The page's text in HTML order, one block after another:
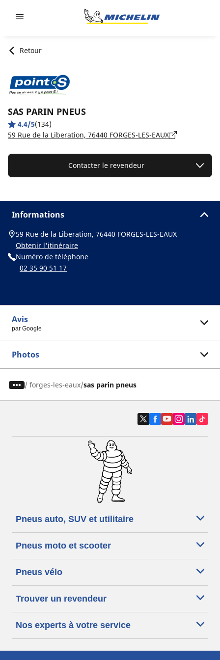
Retour
SAS PARIN PNEUS
4.4/5(134)
59 Rue de la Liberation, 76440 FORGES-LES-EAUX
Contacter le revendeur
Informations
59 Rue de la Liberation, 76440 FORGES-LES-EAUX
Obtenir l'itinéraire
Numéro de téléphone
02 35 90 51 17
Avis
par Google
Photos
/ forges-les-eaux sas parin pneus
Pneus auto, SUV et utilitaire
Pneus moto et scooter
Pneus vélo
Trouver un revendeur
Nos experts à votre service